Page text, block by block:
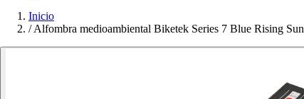
Inicio
/ Alfombra medioambiental Biketek Series 7 Blue Rising Sun